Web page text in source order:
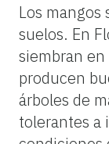
Los mangos
suelos. En
siembran en
producen
árboles de
tolerantes a